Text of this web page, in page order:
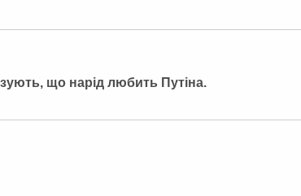
що нарід любить Путіна.